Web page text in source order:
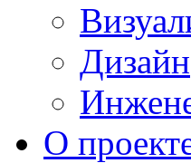
Дизайн
О